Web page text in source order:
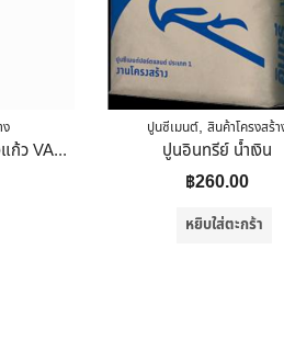
ง
ส.สุขภัณฑ์ บล็อกแก้ว ช้างแก้ว VALUE ลายเพชรจันทรา 190X190X80 MM
ปูนซีเมนต์, สินค้าโครงสร้า
ปูนอินทรีย์ น้ำเงิน
฿260.00
หยิบใส่ตะกร้า